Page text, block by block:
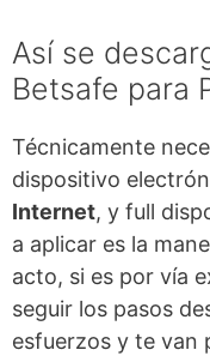
Así se
Betsafe para
Técnicamente
dispositivo
Internet, y full
a aplicar es la
acto, si es por vía
seguir los pasos
esfuerzos y te van